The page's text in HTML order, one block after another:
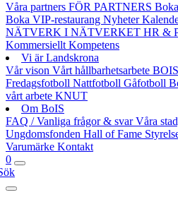
Våra partners FÖR PARTNERS
Boka VIP-restaurang Nyheter
NÄTVERK I NÄTVERKET HR &
Kommersiellt Kompetens
Vi är Landskrona
Vår vison Vårt hållbarhetsarbete
Fredagsfotboll Nattfotboll Gåfotboll
vårt arbete KNUT
Om BoIS
FAQ / Vanliga frågor & svarVåra
Ungdomsfonden Hall of Fame
Varumärke Kontakt
0